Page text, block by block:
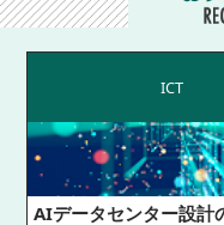
ICT
AIデータセンター設計